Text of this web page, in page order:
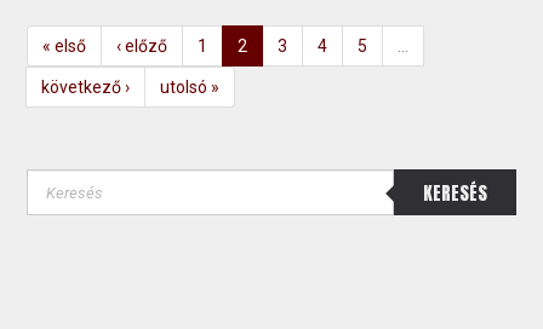
« első ‹ előző 1 2 3 4 5
következő › utolsó »
KERESÉS